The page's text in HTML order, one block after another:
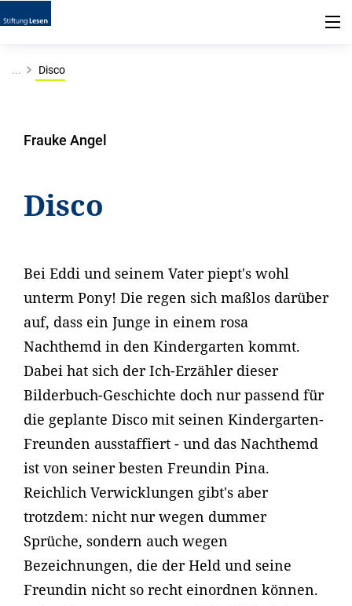
... Disco
Frauke Angel
Disco
Bei Eddi und seinem Vater piept's wohl
unterm Pony! Die regen sich maßlos darüber
auf, dass ein Junge in einem rosa
Nachthemd in den Kindergarten kommt.
Dabei hat sich der Ich-Erzähler dieser
Bilderbuch-Geschichte doch nur passend für
die geplante Disco mit seinen Kindergarten-
Freunden ausstaffiert - und das Nachthemd
ist von seiner besten Freundin Pina.
Reichlich Verwicklungen gibt's aber
trotzdem: nicht nur wegen dummer
Sprüche, sondern auch wegen
Bezeichnungen, die der Held und seine
Freundin nicht so recht einordnen können.